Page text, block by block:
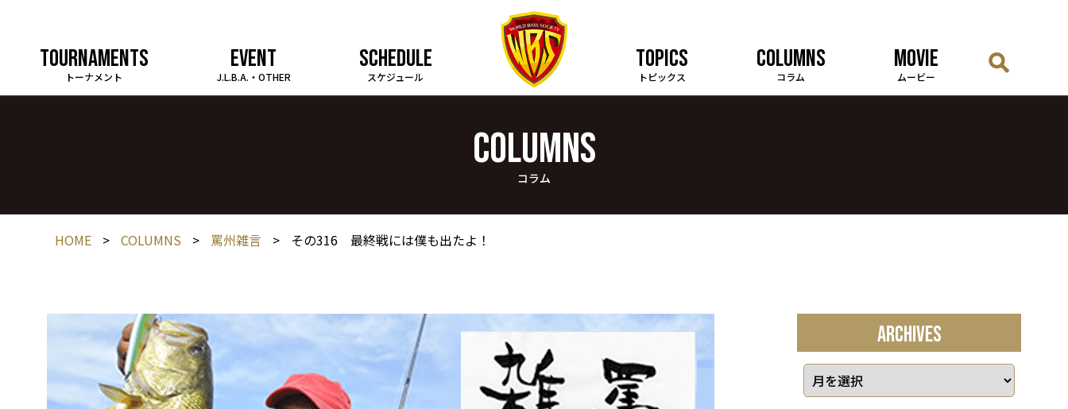
TOURNAMENTS
トーナメント
EVENT
J.L.B.A.・OTHER
SCHEDULE
スケジュール
TOPICS
トピックス
COLUMNS
コラム
MOVIE
ムービー
COLUMNS
コラム
HOME > COLUMNS > 罵州雑言 > その316 最終戦には僕も出たよ！
ARCHIVES